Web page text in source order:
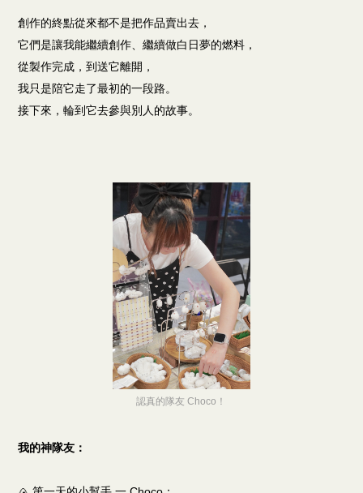
創作的終點從來都不是把作品賣出去，
它們是讓我能繼續創作、繼續做白日夢的燃料，
從製作完成，到送它離開，
我只是陪它走了最初的一段路。
接下來，輪到它去參與別人的故事。
認真的隊友 Choco！
我的神隊友：